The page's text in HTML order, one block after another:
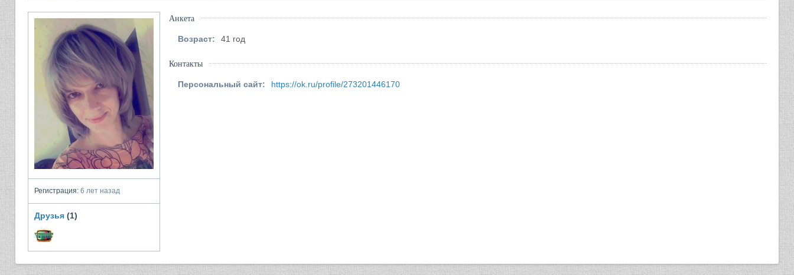
Регистрация: 6 лет назад
Друзья (1)
Анкета
Возраст: 41 год
Контакты
Персональный сайт: https://ok.ru/profile/273201446170